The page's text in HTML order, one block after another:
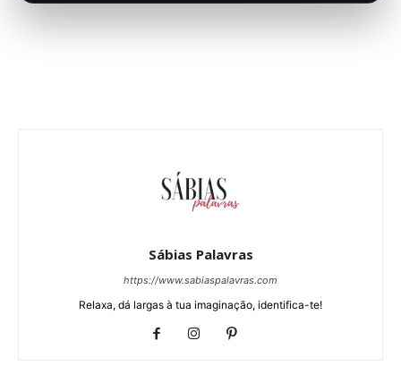
Sábias Palavras
https://www.sabiaspalavras.com
Relaxa, dá largas à tua imaginação, identifica-te!